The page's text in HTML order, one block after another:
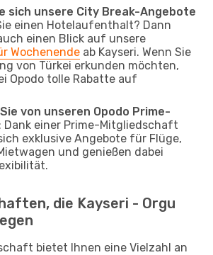
sich unsere City Break-Angebote
einen Hotelaufenthalt? Dann
einen Blick auf unsere
Wochenende ab Kayseri. Wenn Sie
von Türkei erkunden möchten,
Opodo tolle Rabatte auf
von unseren Opodo Prime-
: Dank einer Prime-Mitgliedschaft
exklusive Angebote für Flüge,
und genießen dabei
die Kayseri - Orgu
bietet Ihnen eine Vielzahl an